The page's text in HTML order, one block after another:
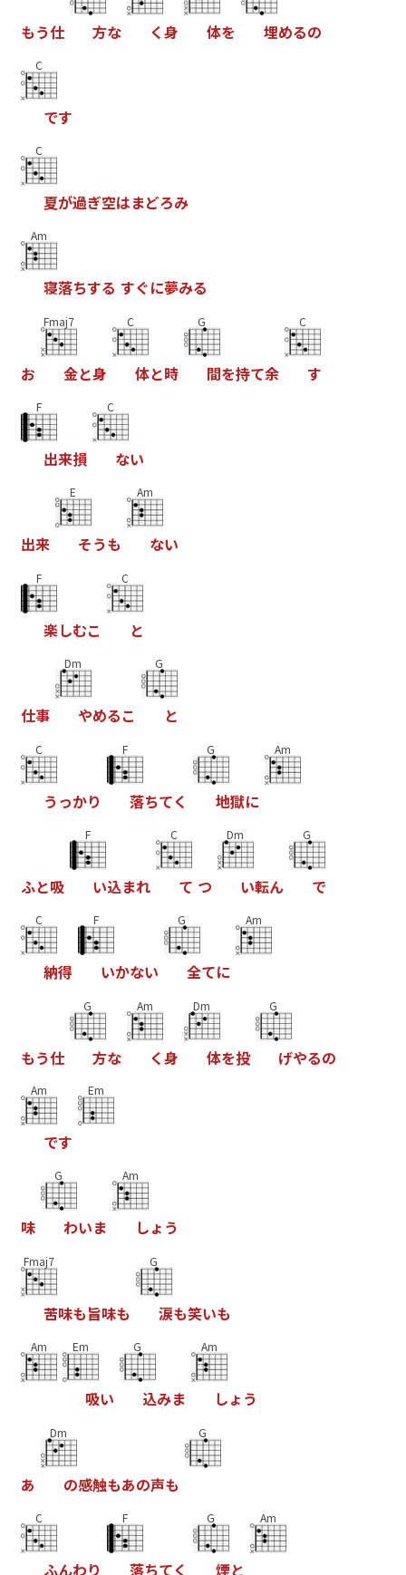
もう仕 方な く身 体を 埋めるの
C
です
C
夏が過ぎ空はまどろみ
Am
寝落ちする すぐに夢みる
お
Fmaj7
金と身
C
体と時
G
間を持て余
C
す
F
出来損
C
ない
出来
E
そうも
Am
ない
F
楽しむこ
C
と
仕事
Dm
やめるこ
G
と
C
う っかり
F
落ちてく
G
地獄に
Am
ふと吸
F
い込まれ
C
て つ
Dm
い転ん
G
で
C
納得
F
いかない
G
全てに
Am
もう仕
G
方な
Am
く身
Dm
体を投
G
げやるの
Am
です
Em
味
G
わいま
Am
しょ う
Fmaj7
苦味も旨味も
G
涙も笑いも
Am Em
吸い
G
込みま
Am
しょ う
あ
Dm
の感触もあの声も
G
C
ふんわり
F
落ちてく
G
煙と
Am